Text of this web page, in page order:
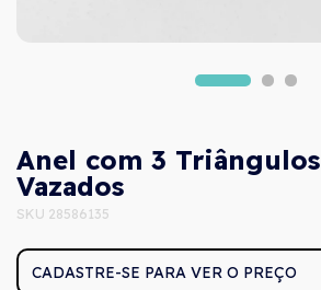
Anel com 3 Triângulos
Vazados
SKU 28586135
CADASTRE-SE PARA VER O PREÇO